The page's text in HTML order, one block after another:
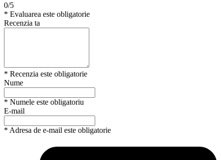
0/5
* Evaluarea este obligatorie
Recenzia ta
* Recenzia este obligatorie
Nume
* Numele este obligatoriu
E-mail
* Adresa de e-mail este obligatorie